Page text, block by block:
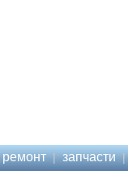
ремонт | запчасти |